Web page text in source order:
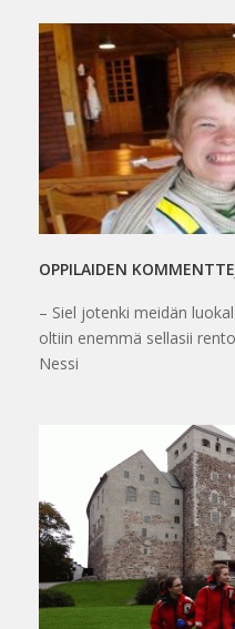
OPPILAIDEN
– Siel jotenki meidän
oltiin enemmä sellasii
Nessi